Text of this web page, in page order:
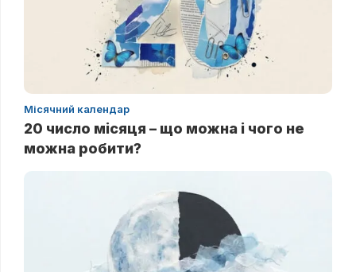
Місячний календар
20 число місяця – що можна і чого не
можна робити?